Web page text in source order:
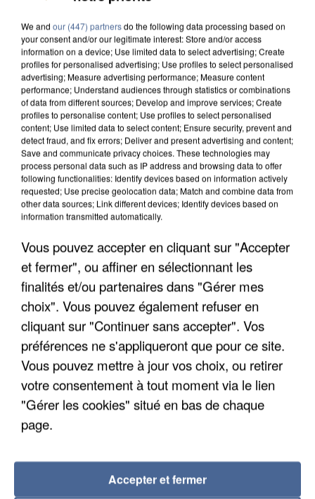
UN SECOND CADRE DE LA DZ MAFIA
UNE TOURISTE DE L’OISE EMPORTÉE PAR UNE
We and our (447) partnersdo the following data processing based on
your consent and/or our legitimate interest: Store and/or access
information on a device; Use limited data to select advertising; Create
profiles for personalised advertising; Use profiles to select personalised
advertising; Measure advertising performance; Measure content
performance; Understand audiences through statistics or combinations
of data from different sources; Develop and improve services; Create
profiles to personalise content; Use profiles to select personalised
content; Use limited data to select content; Ensure security, prevent and
detect fraud, and fix errors; Deliver and present advertising and content;
Save and communicate privacy choices. These technologies may
process personal data such as IP address and browsing data to offer
following functionalities: Identify devices based on information actively
requested; Use precise geolocation data; Match and combine data from
other data sources; Link different devices; Identify devices based on
information transmitted automatically.
Vous pouvez accepter en cliquant sur "Accepter
et fermer", ou affiner en sélectionnant les
finalités et/ou partenaires dans "Gérer mes
choix". Vous pouvez également refuser en
cliquant sur "Continuer sans accepter". Vos
préférences ne s'appliqueront que pour ce site.
Vous pouvez mettre à jour vos choix, ou retirer
votre consentement à tout moment via le lien
"Gérer les cookies" situé en bas de chaque
page.
Accepter et fermer